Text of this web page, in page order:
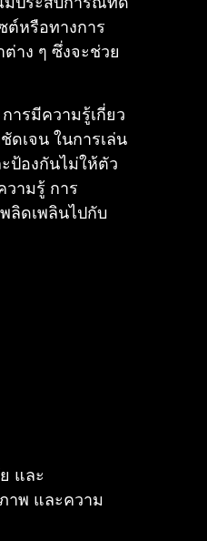
ต์หรือทางการ
าง ๆ ซึ่งจะช่วย
ารมีความรู้เกี่ยว
ดเจน ในการเล่น
ป้องกันไม่ให้ตัว
วามรู้ การ
ลิดเพลินไปกับ
และ
าพ และความ